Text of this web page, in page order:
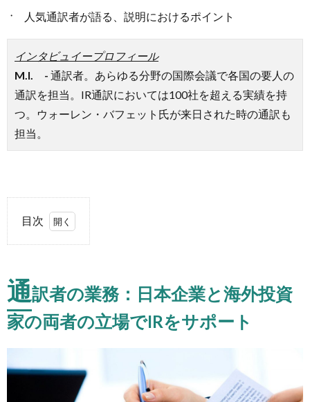
人気通訳者が語る、説明におけるポイント
インタビュイープロフィール
M.I. - 通訳者。 あらゆる分野の国際会議で各国の要人の
通訳を担当。IR通訳においては100社を超える実績を持
つ。ウォーレン・バフェット氏が来日された時の通訳も
担当。
目次
1.
業
務：
日本
企業
資家
通訳者の業務：日本企業と海外投資
家の両者の立場でIRをサポート